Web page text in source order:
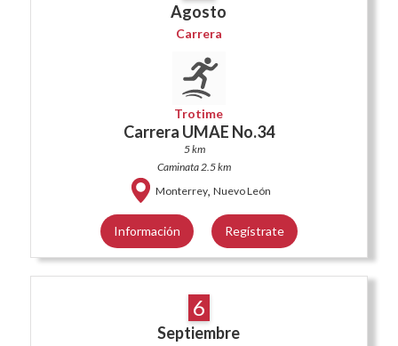
Agosto
Carrera
Trotime
Carrera UMAE No.34
5 km
Caminata 2.5 km
Monterrey, Nuevo León
Información Regístrate
6
Septiembre